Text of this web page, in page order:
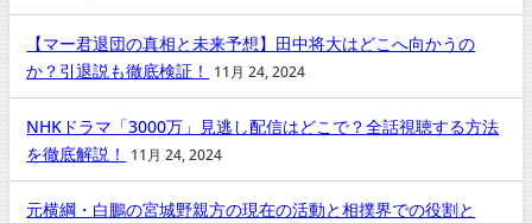
【マー君退団の真相と未来予想】田中将大はどこへ向かうの
か？引退説も徹底検証！
11月 24, 2024
NHKドラマ「3000万」見逃し配信はどこで？全話視聴する方法
を徹底解説！
11月 24, 2024
元横綱・白鵬の宮城野親方の現在の活動と相撲界での役割と